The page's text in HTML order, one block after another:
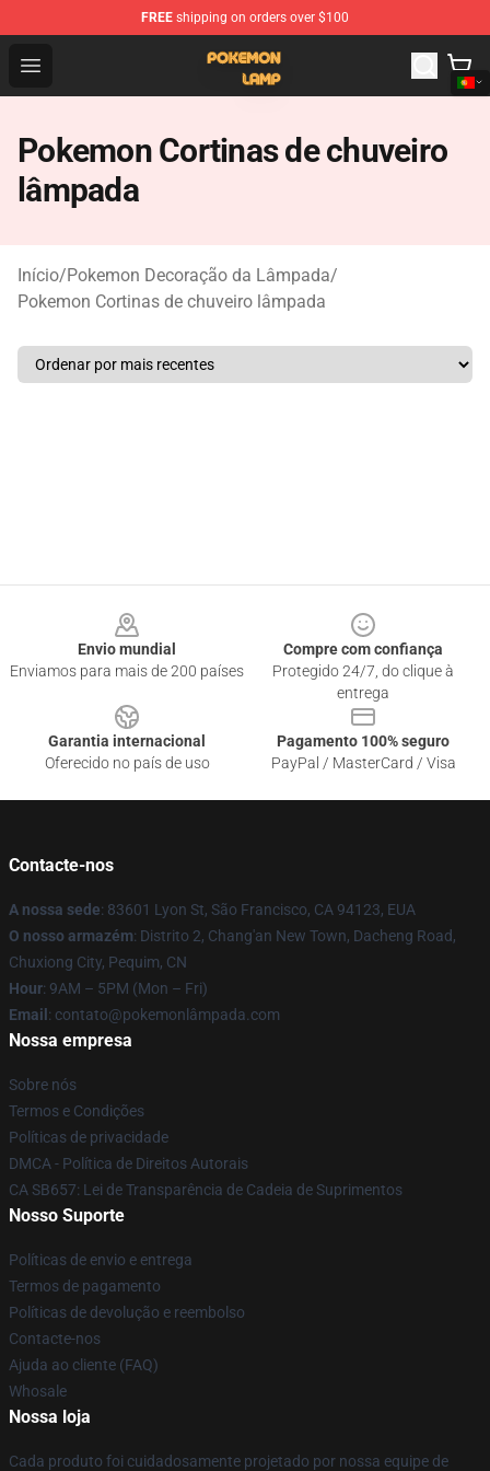
FREE shipping on orders over $100
Open menu
Pokemon Lamp Shop - The Best Store of Pokemon
Pokemon Cortinas de chuveiro
lâmpada
Início/Pokemon Decoração da Lâmpada/
Pokemon Cortinas de chuveiro lâmpada
Envio mundial
Enviamos para mais de 200 países
Compre com confiança
Protegido 24/7, do clique à
entrega
Garantia internacional
Oferecido no país de uso
Pagamento 100% seguro
PayPal / MasterCard / Visa
Contacte-nos
A nossa sede: 83601 Lyon St, São Francisco, CA 94123, EUA
O nosso armazém: Distrito 2, Chang'an New Town, Dacheng Road,
Chuxiong City, Pequim, CN
Hour: 9AM – 5PM (Mon – Fri)
Email : contato@pokemonlâmpada.com
Nossa empresa
Sobre nós
Termos e Condições
Políticas de privacidade
DMCA - Política de Direitos Autorais
CA SB657: Lei de Transparência de Cadeia de Suprimentos
Nosso Suporte
Políticas de envio e entrega
Termos de pagamento
Políticas de devolução e reembolso
Contacte-nos
Ajuda ao cliente (FAQ)
Whosale
Nossa loja
Cada produto foi cuidadosamente projetado por nossa equipe de